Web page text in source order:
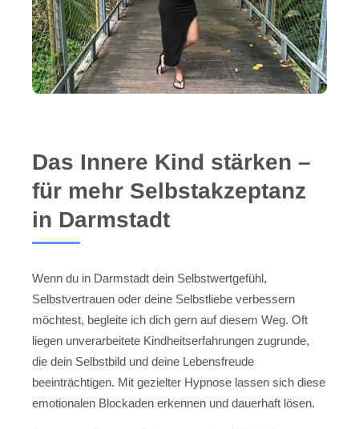
Das Innere Kind stärken –
für mehr Selbstakzeptanz
in Darmstadt
Wenn du in Darmstadt dein Selbstwertgefühl,
Selbstvertrauen oder deine Selbstliebe verbessern
möchtest, begleite ich dich gern auf diesem Weg. Oft
liegen unverarbeitete Kindheitserfahrungen zugrunde,
die dein Selbstbild und deine Lebensfreude
beeinträchtigen. Mit gezielter Hypnose lassen sich diese
emotionalen Blockaden erkennen und dauerhaft lösen.